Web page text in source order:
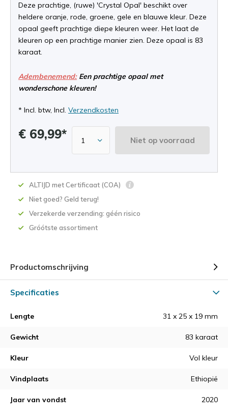
Deze prachtige, (ruwe) 'Crystal Opal' beschikt over
heldere oranje, rode, groene, gele en blauwe kleur. Deze
opaal geeft prachtige diepe kleuren weer. Het laat de
kleuren op een prachtige manier zien. Deze opaal is 83
karaat.
Adembenemend:Een prachtige opaal met
wonderschone kleuren!
* Incl. btw, Incl. Verzendkosten
€ 69,99* Niet op voorraad
ALTIJD met Certificaat (COA)
Niet goed? Geld terug!
Verzekerde verzending: géén risico
Gróótste assortiment
Productomschrijving
Specificaties
Lengte 31 x 25 x 19 mm
Gewicht 83 karaat
Kleur Vol kleur
Vindplaats Ethiopië
Jaar van vondst 2020